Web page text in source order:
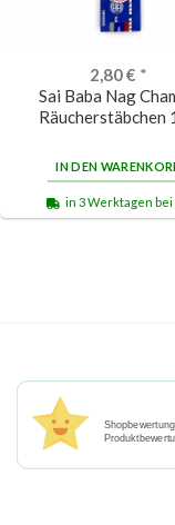
2,80€ *
Sai Baba Nag
Räucherstäbchen
IN DEN
in 3 Werktagen
Shopbewertung